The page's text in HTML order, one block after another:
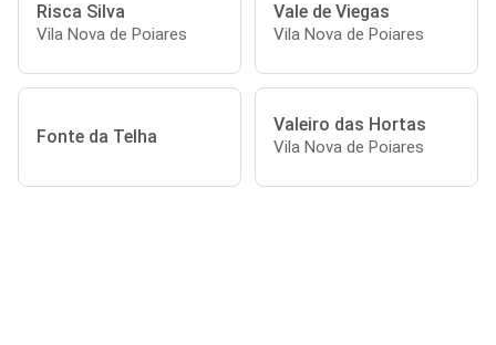
Risca Silva
Vila Nova de Poiares
Vale de Viegas
Vila Nova de Poiares
Fonte da Telha
Valeiro das Hortas
Vila Nova de Poiares